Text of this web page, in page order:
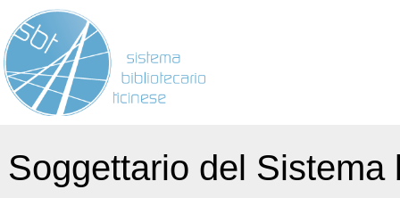
Soggettario del